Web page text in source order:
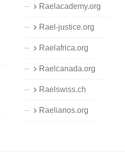
Raelacademy.org
Rael-justice.org
Raelafrica.org
Raelcanada.org
Raelswiss.ch
Raelianos.org